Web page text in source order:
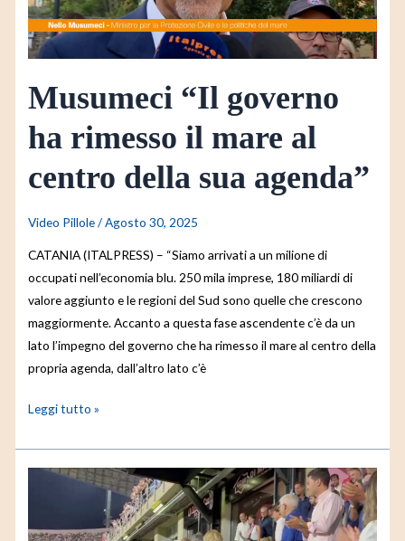
Musumeci “Il governo
ha rimesso il mare al
centro della sua agenda”
Video Pillole/Agosto 30, 2025
CATANIA (ITALPRESS) – “Siamo arrivati a un milione di
occupati nell’economia blu. 250 mila imprese, 180 miliardi di
valore aggiunto e le regioni del Sud sono quelle che crescono
maggiormente. Accanto a questa fase ascendente c’è da un
lato l’impegno del governo che ha rimesso il mare al centro della
propria agenda, dall’altro lato c’è
mare
al
centro
sua
Leggi tutto »
Palermo-